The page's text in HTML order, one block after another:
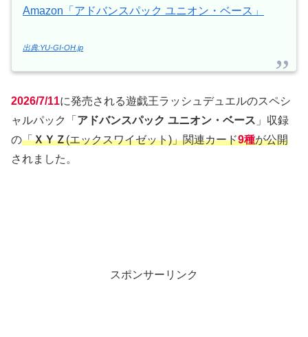
Amazon「アドバンスパック ユニオン・ベース」
出典:YU-GI-OH.jp
2026/7/11に発売される遊戯王ラッシュデュエルのスペシ
ャルパック「 アドバンスパック ユニオン・ベース 」収録
の「ＸＹＺ(エックスワイゼット)」関連カード9種が公開
されました。
スポンサーリンク